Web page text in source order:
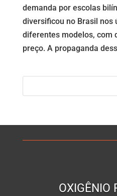
demanda por escolas
diversificou no Brasil nos
diferentes modelos, com
preço. A propaganda
OXIGÊNIO